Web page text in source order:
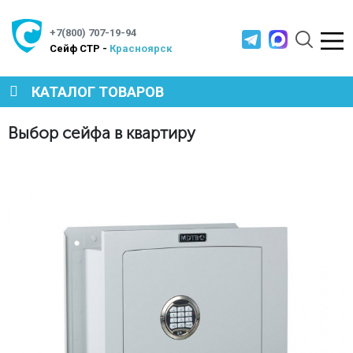
+7(800) 707-19-94
Cейф СТР - Красноярск
КАТАЛОГ ТОВАРОВ
СЕЙФЫ
МЕТАЛЛИЧЕСКИЕ СТЕЛЛАЖИ
ПРОИЗВОДСТВЕННАЯ МЕБЕЛЬ
Главная Полезная информация
Выбор сейфа в квартиру